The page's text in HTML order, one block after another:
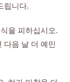
립니다.
을 피하십시오.
음 날 더 예민